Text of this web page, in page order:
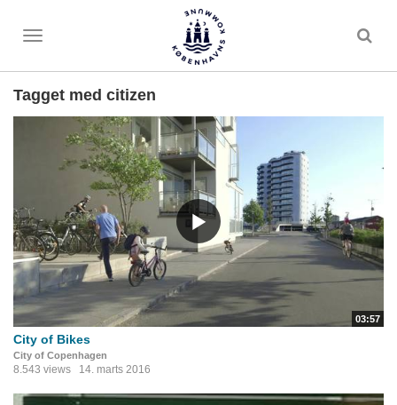
Toggle
Tagget med citizen
03:57
City of Bikes
City of Copenhagen
8.543 views 14. marts 2016